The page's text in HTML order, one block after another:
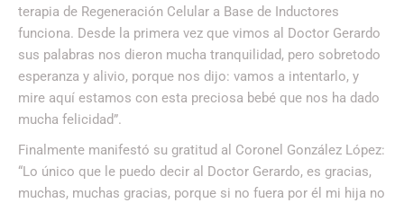
terapia de Regeneración Celular a Base de Inductores
funciona. Desde la primera vez que vimos al Doctor Gerardo
sus palabras nos dieron mucha tranquilidad, pero sobretodo
esperanza y alivio, porque nos dijo: vamos a intentarlo, y
mire aquí estamos con esta preciosa bebé que nos ha dado
mucha felicidad”.
Finalmente manifestó su gratitud al Coronel González López:
“Lo único que le puedo decir al Doctor Gerardo, es gracias,
muchas, muchas gracias, porque si no fuera por él mi hija no